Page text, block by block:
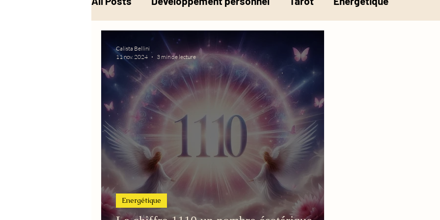
Alchimie la pesée de l'âme
Energétique
Calista Bellini
11 nov. 2024
3 min de lecture